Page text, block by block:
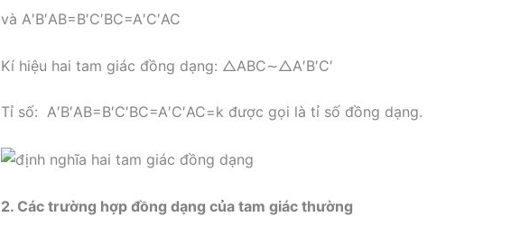
và A′B′AB=B′C′BC=A′C′AC
Kí hiệu hai tam giác đồng dạng: △ABC∼△A′B′C′
Tỉ số: A′B′AB=B′C′BC=A′C′AC=k được gọi là tỉ số đồng dạng.
2. Các trường hợp đồng dạng của tam giác thường